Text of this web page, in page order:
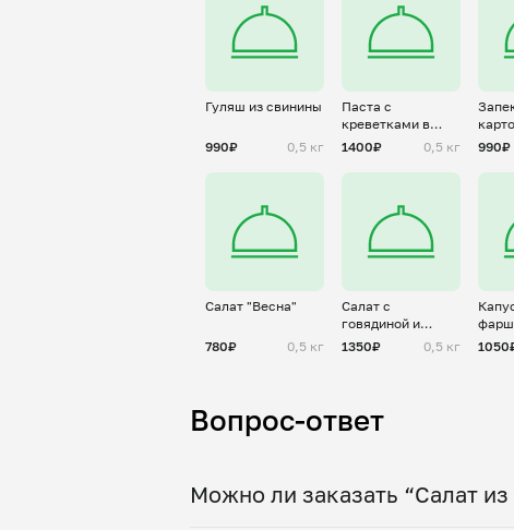
Гуляш из свинины
990₽ 0,5 кг
Паста с
креветками в
сливочно-
томатном соусе
1400₽ 0,5 кг 990₽
Салат "Весна"
780₽ 0,5 кг
Салат с
говядиной и
овощами
1350₽ 0,5 кг
Вопрос-ответ
Можно ли заказать “Салат